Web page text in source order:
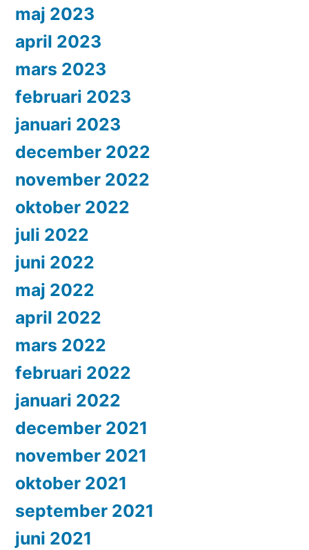
maj 2023
april 2023
mars 2023
februari 2023
januari 2023
december 2022
november 2022
oktober 2022
juli 2022
juni 2022
maj 2022
april 2022
mars 2022
februari 2022
januari 2022
december 2021
november 2021
oktober 2021
september 2021
juni 2021